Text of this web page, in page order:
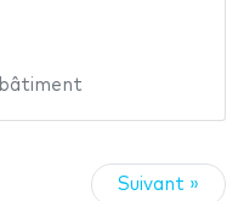
bâtiment
Suivant »